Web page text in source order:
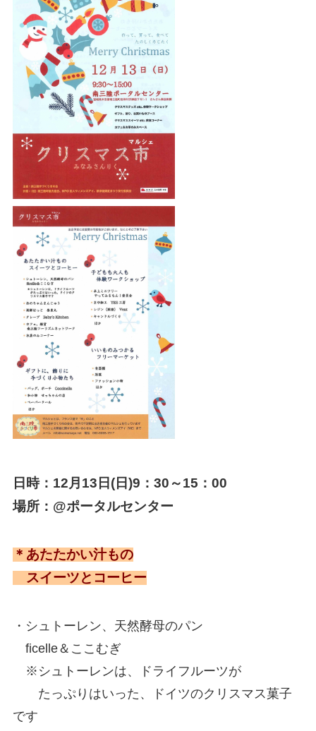
日時：12月13日(日)9：30～15：00
場所：@ポータルセンター
＊あたたかい汁もの
スイーツとコーヒー
・シュトーレン、天然酵母のパン
ficelle＆ここむぎ
※シュトーレンは、ドライフルーツが
たっぷりはいった、ドイツのクリスマス菓子
です